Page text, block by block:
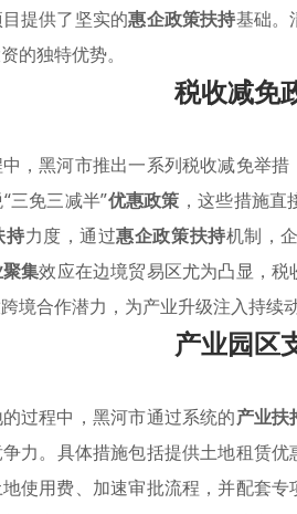
提供了坚实的惠企政策扶持基础。
的独特优势。
税收减免
，黑河市推出一系列税收减免举
三免三减半”优惠政策 ，这些措施
持力度，通过惠企政策扶持机制，
集效应在边境贸易区尤为凸显，
境合作潜力，为产业升级注入持续
产业园区
过程中，黑河市通过系统的产业扶
力。具体措施包括提供土地租赁
使用费、加速审批流程，并配套专